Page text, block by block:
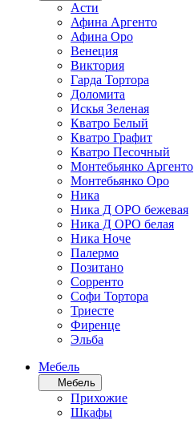
Асти
Афина Аргенто
Афина Оро
Венеция
Виктория
Гарда Тортора
Доломита
Искья Зеленая
Кватро Белый
Кватро Графит
Кватро Песочный
Монтебьянко Аргенто
Монтебьянко Оро
Ника
Ника Д ОРО бежевая
Ника Д ОРО белая
Ника Ноче
Палермо
Позитано
Сорренто
Софи Тортора
Триесте
Фиренце
Эльба
Мебель
Мебель
Прихожие
Шкафы